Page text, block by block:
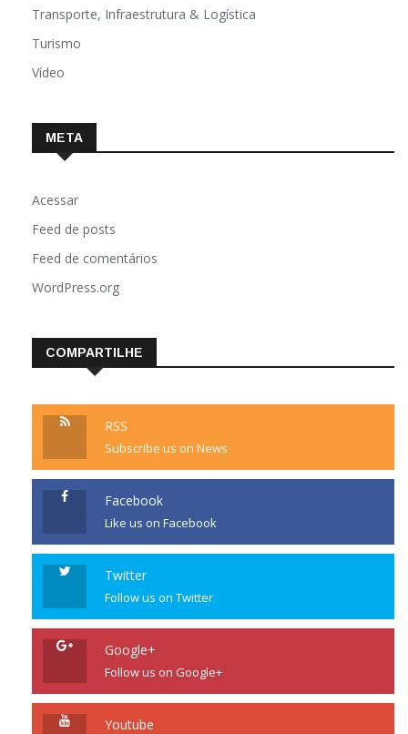
Transporte, Infraestrutura & Logística
Turismo
Vídeo
META
Acessar
Feed de posts
Feed de comentários
WordPress.org
COMPARTILHE
RSS
Subscribe us on News
Facebook
Like us on Facebook
Twitter
Follow us on Twitter
Google+
Follow us on Google+
Youtube